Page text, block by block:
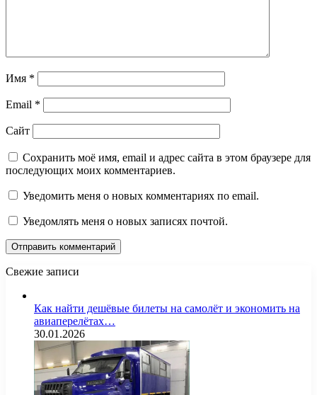
Имя *
Email *
Сайт
Сохранить моё имя, email и адрес сайта в этом браузере для
последующих моих комментариев.
Уведомить меня о новых комментариях по email.
Уведомлять меня о новых записях почтой.
Свежие записи
Как найти дешёвые билеты на самолёт и экономить на
авиаперелётах…
30.01.2026